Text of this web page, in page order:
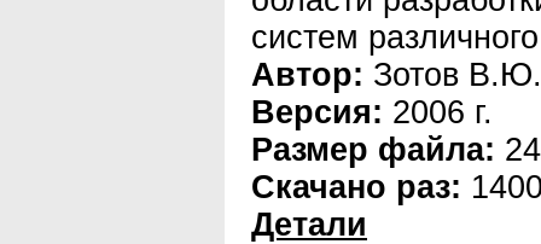
систем
Автор: Зотов В.Ю.
Версия: 2006 г.
Размер файла:
Скачано раз:
Детали